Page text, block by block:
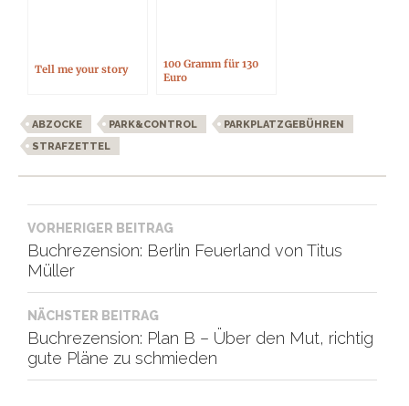
Tell me your story
100 Gramm für 130
Euro
ABZOCKE PARK&CONTROL
PARKPLATZGEBÜHREN
STRAFZETTEL
Beitragsnavigation
VORHERIGER BEITRAG
Buchrezension: Berlin Feuerland von Titus
Müller
NÄCHSTER BEITRAG
Buchrezension: Plan B – Über den Mut, richtig
gute Pläne zu schmieden